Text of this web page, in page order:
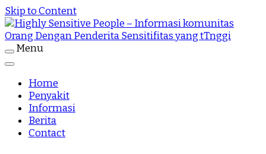
Skip to Content
Highly Sensitive People – Informasi
komunitas Orang Dengan Penderita
Sensitifitas yang tTnggi
Penderita Sensitifitas yang tTnggi
Menu
Home
Penyakit
Informasi
Berita
Contact